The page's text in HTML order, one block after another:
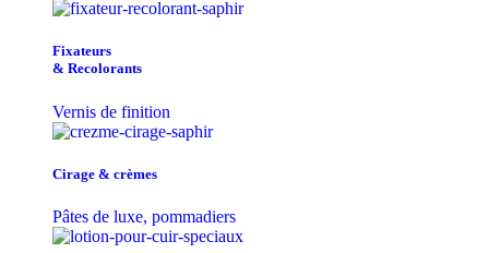
Fixateurs
& Recolorants
Vernis de finition
Cirage & crèmes
Pâtes de luxe, pommadiers